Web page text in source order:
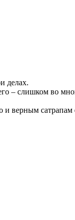
делах.
– слишком во
верным